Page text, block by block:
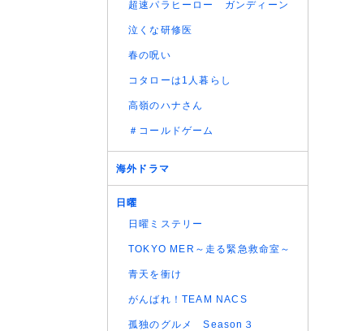
超速パラヒーロー ガンディーン
泣くな研修医
春の呪い
コタローは1人暮らし
高嶺のハナさん
＃コールドゲーム
海外ドラマ
日曜
日曜ミステリー
TOKYO MER～走る緊急救命室～
青天を衝け
がんばれ！TEAM NACS
孤独のグルメ Season３